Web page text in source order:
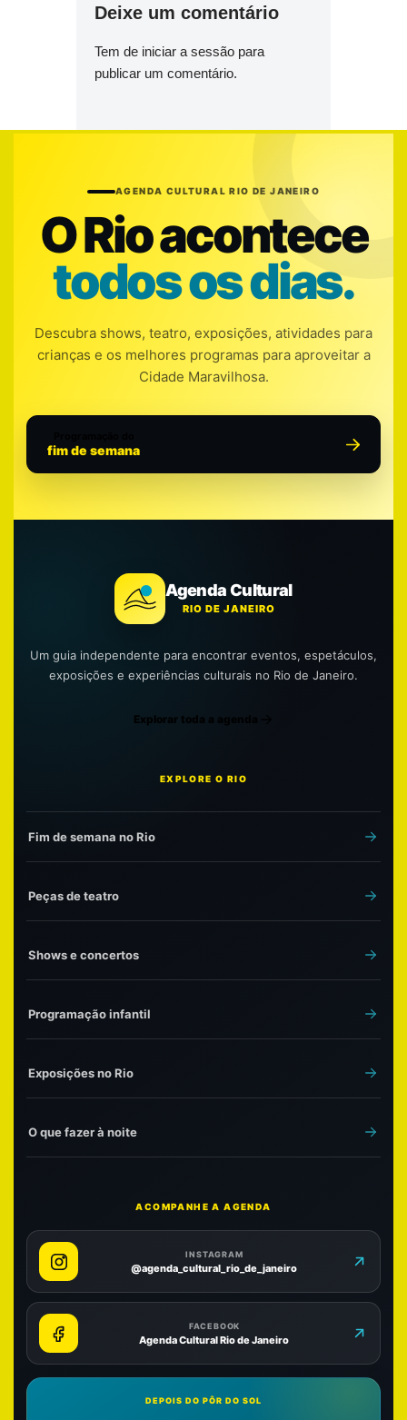
Deixe um comentário
Tem de iniciar a sessão para
publicar um comentário.
AGENDA CULTURAL RIO DE JANEIRO
O Rio acontece
todos os dias.
Descubra shows, teatro, exposições, atividades para
crianças e os melhores programas para aproveitar a
Cidade Maravilhosa.
fim de semana
Agenda Cultural
RIO DE JANEIRO
Um guia independente para encontrar eventos, espetáculos,
exposições e experiências culturais no Rio de Janeiro.
Explorar toda a agenda
EXPLORE O RIO
Fim de semana no Rio
Peças de teatro
Shows e concertos
Programação infantil
Exposições no Rio
O que fazer à noite
ACOMPANHE A AGENDA
INSTAGRAM
@agenda_cultural_rio_de_janeiro
FACEBOOK
Agenda Cultural Rio de Janeiro
DEPOIS DO PÔR DO SOL